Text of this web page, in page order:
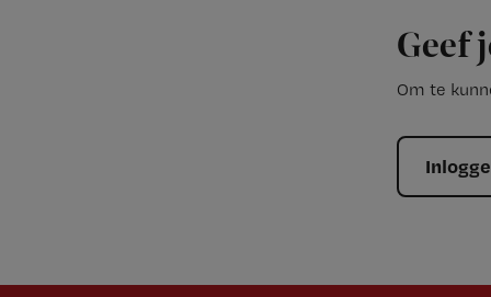
Geef
Om te